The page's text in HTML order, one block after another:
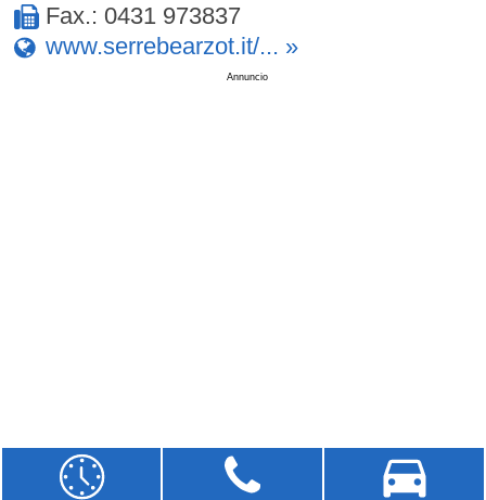
Fax.: 0431 973837
www.serrebearzot.it/... »
Annuncio